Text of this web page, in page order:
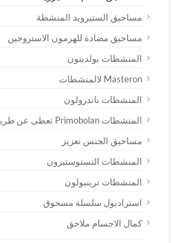
مساحيق الستيرويد المنشطة
مساحيق مضادة للهرمون الاستروجين
المنشطات بولدينون
Masteron لالمنشطات
المنشطات ناندرولون
المنشطات Primobolan تعطى عن طريق
مساحيق الجنس تعزيز
المنشطات التستوستيرون
المنشطات ترينبولون
استراديول سلسلة مسحوق
كمال الاجسام ملاحق